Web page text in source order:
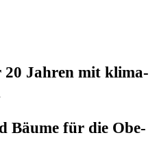
20 Jah­ren mit kli­ma­
Bäu­me für die Obe­